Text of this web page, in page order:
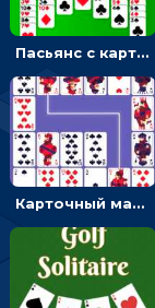
Пасьянс с картами: раскладывать масти в четыре ячейки
Карточный маджонг: найти две одинаковые масти и соединить